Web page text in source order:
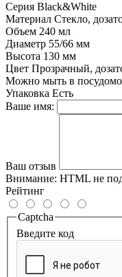
Серия Black&White
Материал Стекло,
Объем 240 мл
Диаметр 55/66 мм
Высота 130 мм
Цвет Прозрачный,
Можно мыть в
Упаковка Есть
Ваше имя:
Ваш отзыв
Внимание: HTML не
Рейтинг
Captcha
Введите код